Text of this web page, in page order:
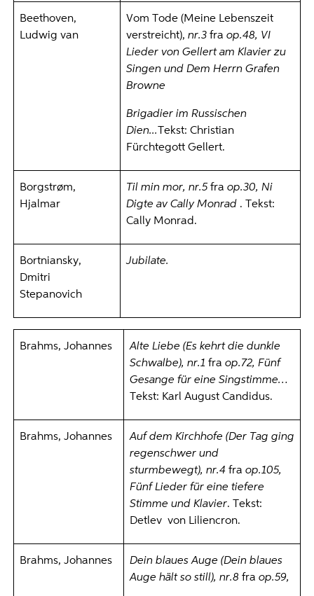
Beethoven,
Ludwig van
Vom Tode (Meine Lebenszeit
verstreicht), nr.3 fra op.48, VI
Lieder von Gellert am Klavier zu
Singen und Dem Herrn Grafen
Browne
Brigadier im Russischen
Dien... Tekst: Christian
Fürchtegott Gellert.
Borgstrøm,
Hjalmar
Til min mor, nr.5 fra op.30, Ni
Digte av Cally Monrad . Tekst:
Cally Monrad.
Bortniansky,
Dmitri
Stepanovich
Jubilate.
Brahms, Johannes
Alte Liebe (Es kehrt die dunkle
Schwalbe), nr.1 fra op.72, Fünf
Gesange für eine Singstimme…
Tekst: Karl August Candidus.
Brahms, Johannes
Auf dem Kirchhofe (Der Tag ging
regenschwer und
sturmbewegt), nr.4 fra op.105,
Fünf Lieder für eine tiefere
Stimme und Klavier. Tekst:
Detlev von Liliencron.
Brahms, Johannes
Dein blaues Auge (Dein blaues
Auge hält so still), nr.8 fra op.59,